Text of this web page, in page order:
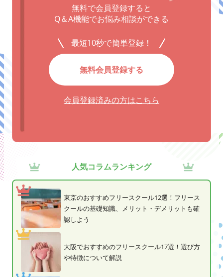
無料で会員登録すると
Q＆A機能でお悩み相談ができる
最短10秒で簡単登録！
無料会員登録する
会員登録済みの方はこちら
人気コラムランキング
東京のおすすめフリースクール12選！フリース
クールの基礎知識、メリット・デメリットも確
認しよう
大阪でおすすめのフリースクール17選！選び方
や特徴について解説